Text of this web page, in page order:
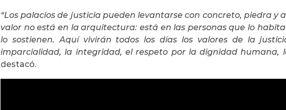
“Los palacios de justicia pueden levantarse con concreto, piedra y
valor no está en la arquitectura: está en las personas que lo
lo sostienen. Aquí vivirán todos los días los valores de la
imparcialidad, la integridad, el respeto por la dignidad humana,
destacó.